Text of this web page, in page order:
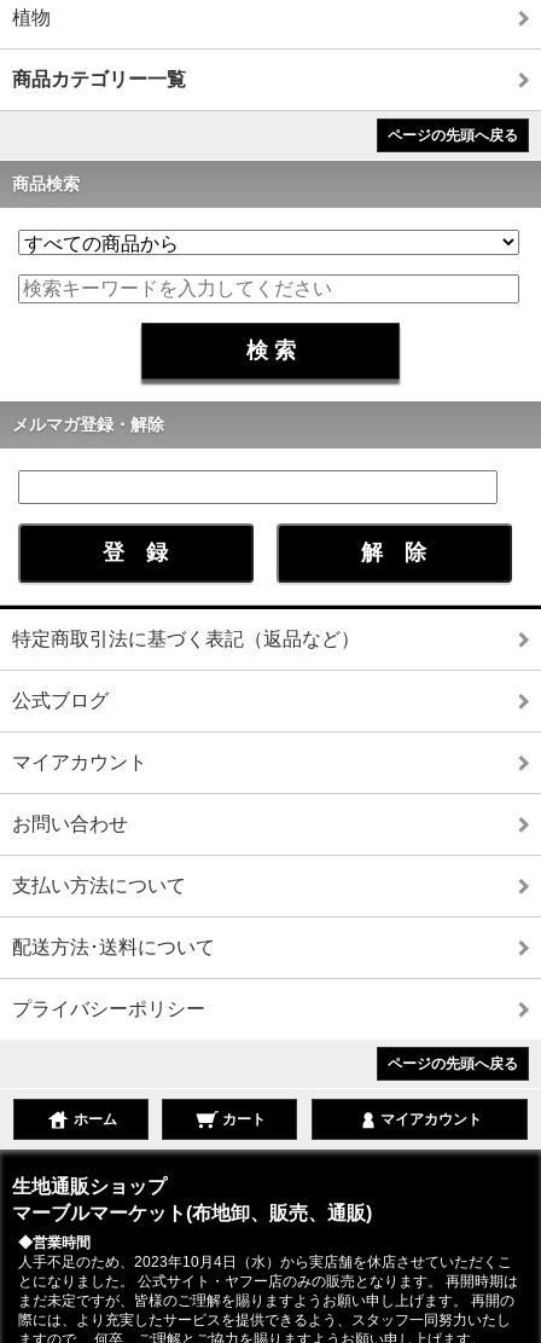
植物
商品カテゴリー一覧
ページの先頭へ戻る
商品検索
メルマガ登録・解除
特定商取引法に基づく表記（返品など）
公式ブログ
マイアカウント
お問い合わせ
支払い方法について
配送方法･送料について
プライバシーポリシー
ページの先頭へ戻る
ホーム カート マイアカウント
生地通販ショップ
マーブルマーケット(布地卸、販売、通販)
◆営業時間
人手不足のため、2023年10月4日（水）から実店舗を休店させていただくこ
とになりました。 公式サイト・ヤフー店のみの販売となります。 再開時期は
まだ未定ですが、皆様のご理解を賜りますようお願い申し上げます。 再開の
際には、より充実したサービスを提供できるよう、スタッフ一同努力いたし
ますので、 何卒、ご理解とご協力を賜りますようお願い申し上げます。